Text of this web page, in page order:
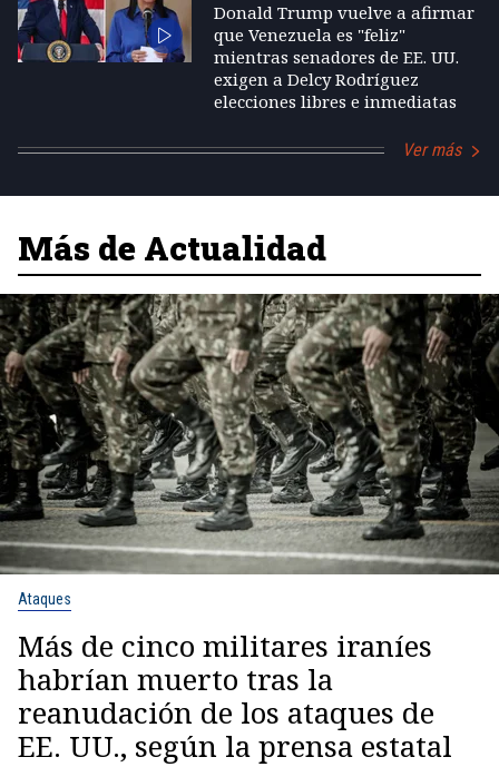
Donald Trump vuelve a afirmar
que Venezuela es "feliz"
mientras senadores de EE. UU.
exigen a Delcy Rodríguez
elecciones libres e inmediatas
Ver más
Más de Actualidad
Ataques
Más de cinco militares iraníes
habrían muerto tras la
reanudación de los ataques de
EE. UU., según la prensa estatal